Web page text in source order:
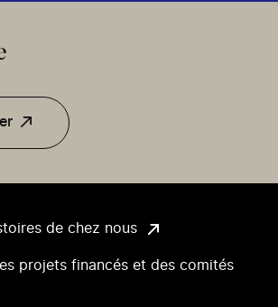
de chez nous
projets financés et des comités